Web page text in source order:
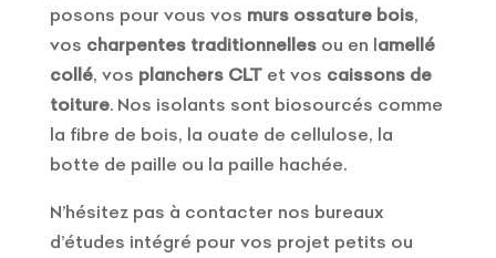
posons pour vous vos murs ossature bois,
vos charpentes traditionnellesou en lamellé
collé, vos planchers CLTet vos caissons de
toiture. Nos isolants sont biosourcés comme
la fibre de bois, la ouate de cellulose, la
botte de paille ou la paille hachée.
N’hésitez pas à contacter nos bureaux
d’études intégré pour vos projet petits ou